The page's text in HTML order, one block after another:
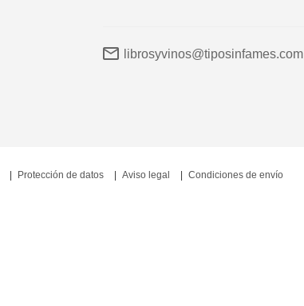
librosyvinos@tiposinfames.com
Protección de datos Aviso legal Condiciones de envío